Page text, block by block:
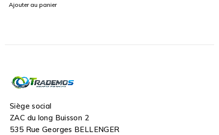
Ajouter au panier
Siège social
ZAC du long Buisson 2
535 Rue Georges BELLENGER